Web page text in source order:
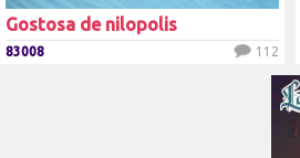
Gostosa de nilopolis
83008 112